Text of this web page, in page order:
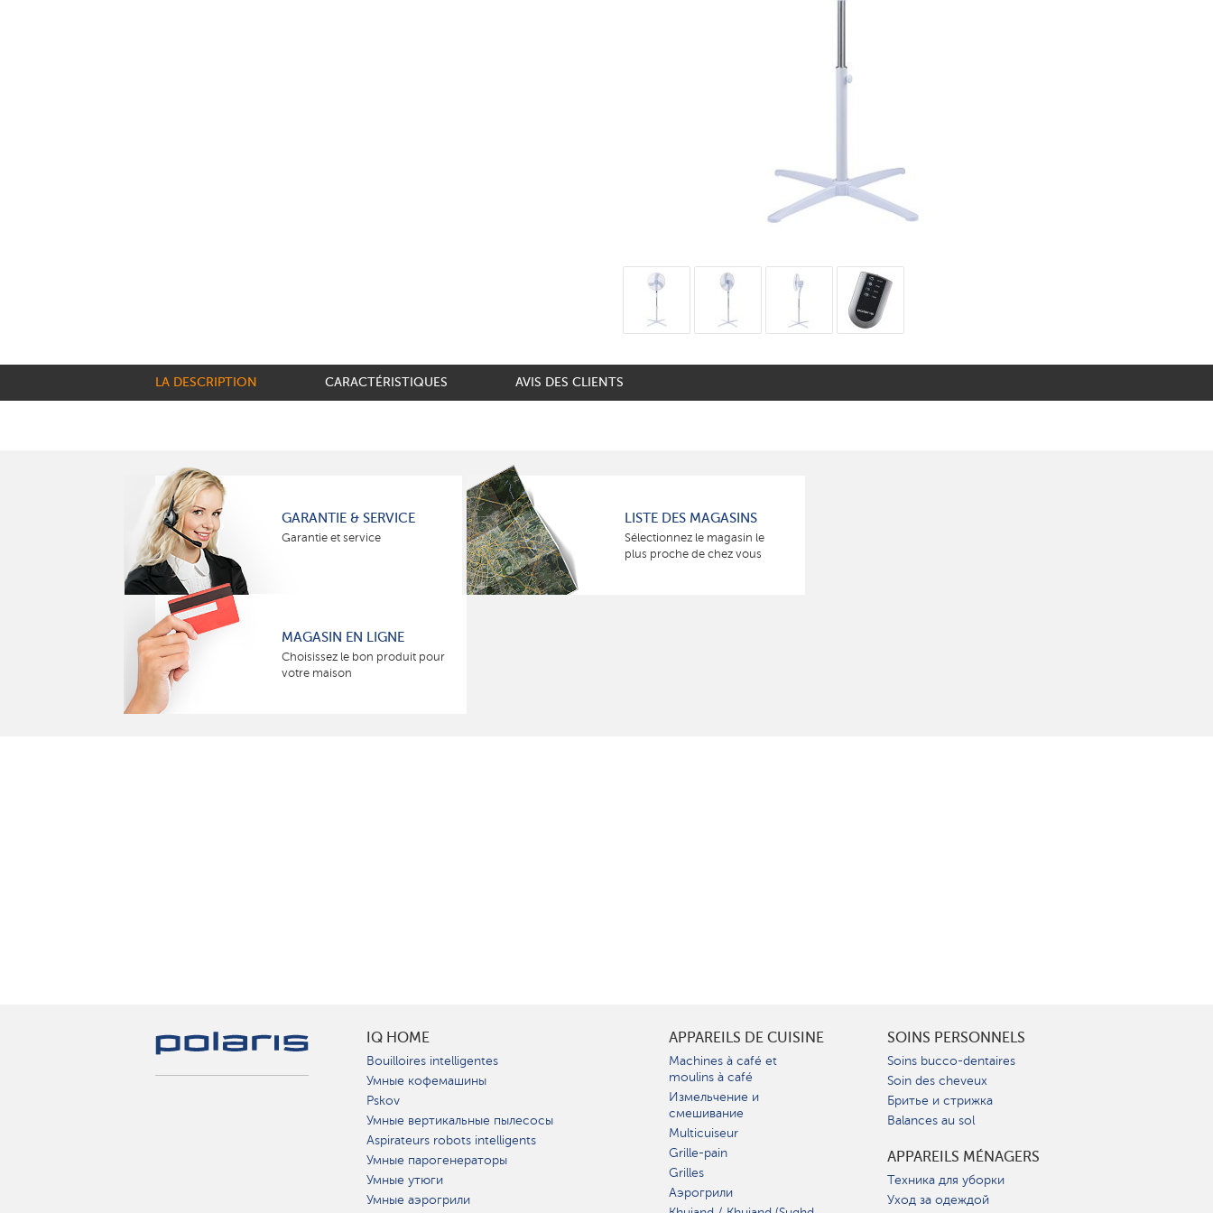
LA DESCRIPTION CARACTÉRISTIQUES AVIS DES CLIENTS
GARANTIE & SERVICE
Garantie et service
LISTE DES MAGASINS
Sélectionnez le magasin le
plus proche de chez vous
MAGASIN EN LIGNE
Choisissez le bon produit pour
votre maison
IQ HOME
Bouilloires intelligentes
Умные кофемашины
Pskov
Умные вертикальные пылесосы
Aspirateurs robots intelligents
Умные парогенераторы
Умные утюги
Умные аэрогрили
APPAREILS DE CUISINE
Machines à café et
moulins à café
Измельчение и
смешивание
Multicuiseur
Grille-pain
Grilles
Аэрогрили
SOINS PERSONNELS
Soins bucco-dentaires
Soin des cheveux
Бритье и стрижка
Balances au sol
APPAREILS MÉNAGERS
Техника для уборки
Уход за одеждой